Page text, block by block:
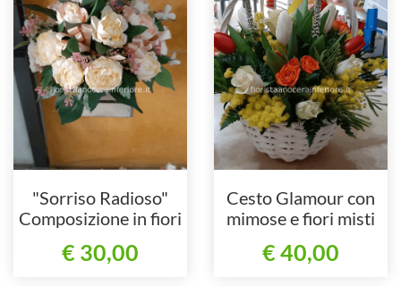
"Sorriso Radioso"
Composizione in fiori
€ 30,00
Cesto Glamour con
mimose e fiori misti
€ 40,00